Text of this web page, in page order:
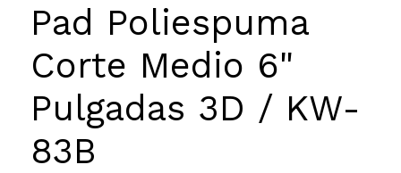
Pad Poliespuma
Corte Medio 6"
Pulgadas 3D / KW-
83B